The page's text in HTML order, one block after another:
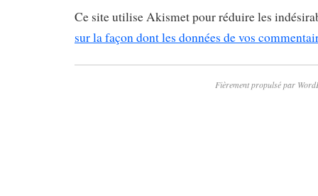
Ce site utilise Akismet pour réduire les
sur la façon dont les données de vos
Fièrement propulsé par